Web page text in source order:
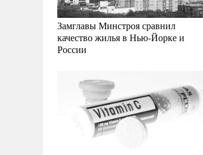
Замглавы Минстроя сравнил
качество жилья в Нью-Йорке и
России